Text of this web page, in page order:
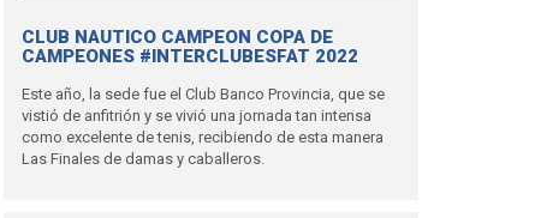
CLUB NAUTICO CAMPEON COPA DE
CAMPEONES #INTERCLUBESFAT 2022
Este año, la sede fue el Club Banco Provincia, que se
vistió de anfitrión y se vivió una jornada tan intensa
como excelente de tenis, recibiendo de esta manera
Las Finales de damas y caballeros.